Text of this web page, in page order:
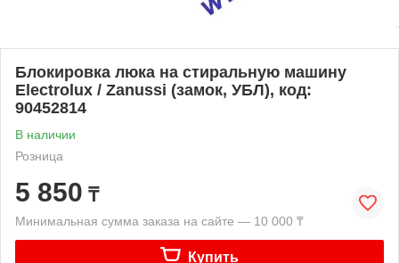
Блокировка люка на стиральную машину
Electrolux / Zanussi (замок, УБЛ), код:
90452814
В наличии
Розница
5 850 ₸
Минимальная сумма заказа на сайте — 10 000 ₸
Купить